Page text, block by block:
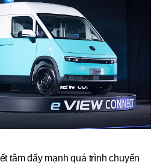
tâm đẩy mạnh quá trình chuyển